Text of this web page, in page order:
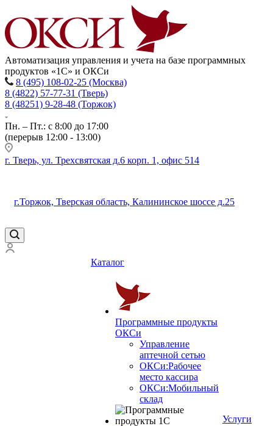
Автоматизация управления и учета на базе программных
продуктов «1С» и ОКСи
8 (495) 108-02-25 (Москва)
8 (4822) 57-77-31 (Тверь)
8 (48251) 9-28-48 (Торжок)
Пн. – Пт.: с 8:00 до 17:00
(перерыв 12:00 - 13:00)
г. Тверь, ул. Трехсвятская д.6 корп. 1, офис 514
г.Торжок, Тверская область, Калининское шоссе д.25
Каталог
Программные продукты
ОКСи
Управление
аптечной сетью
ОКСи:Рабочее
место кассира
ОКСи:Мобильный
склад
Услуги